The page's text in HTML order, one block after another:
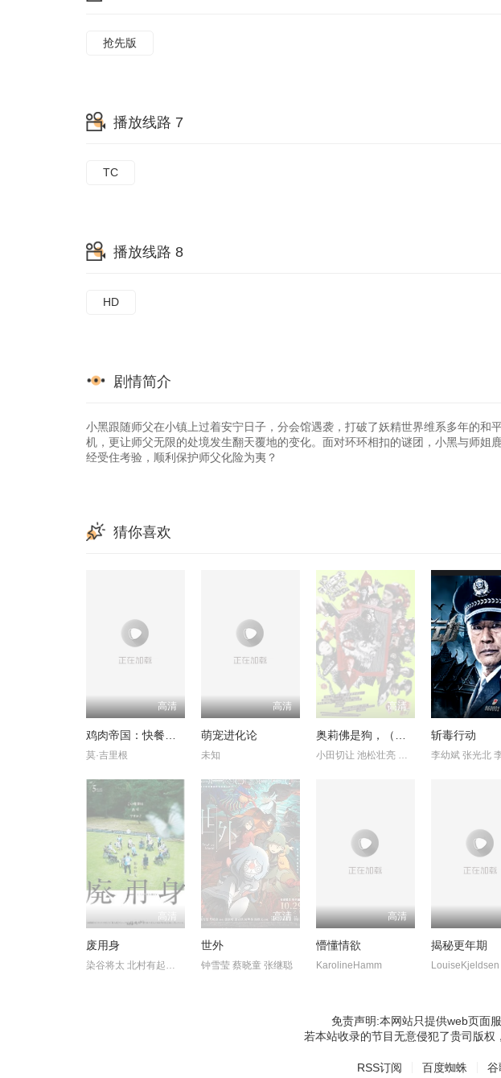
抢先版
播放线路 7
TC
播放线路 8
HD
剧情简介
小黑跟随师父在小镇上过着安宁日子，分会馆遇袭，打破了妖精世界维系多年的和
机，更让师父无限的处境发生翻天覆地的变化。面对环环相扣的谜团，小黑与师姐
经受住考验，顺利保护师父化险为夷？
猜你喜欢
高清
鸡肉帝国：快餐阴谋
莫·吉里根
高清
萌宠进化论
未知
高清
奥莉佛是狗，（天哪！！）这家伙电影版
小田切让 池松壮亮 麻生久美子
斩毒行动
李幼斌 张光北
高清
废用身
高清
世外
钟雪莹 蔡晓童 张继聪
高清
懵懂情欲
KarolineHamm
揭秘更年期
LouiseKjeldsen
免责声明:本网站只提供web页面
若本站收录的节目无意侵犯了贵司版权
RSS订阅 百度蜘蛛 谷